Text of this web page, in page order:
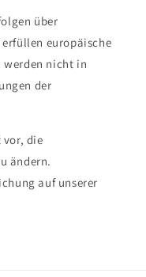
über
europäische
werden nicht in
der
vor, die
ändern.
auf unserer